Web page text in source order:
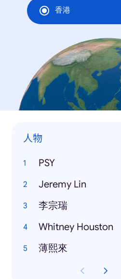
香港
人物
PSY
Jeremy Lin
李宗瑞
Whitney Houston
薄熙來